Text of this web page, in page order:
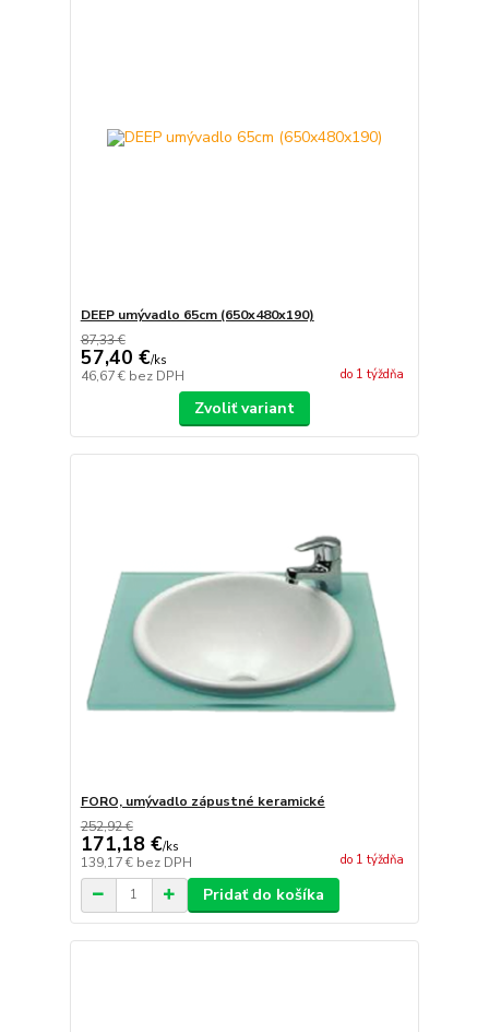
DEEP umývadlo 65cm (650x480x190)
87,33 €
57,40 €/ks
46,67 € bez DPH do 1 týždňa
Zvoliť variant
FORO, umývadlo zápustné keramické
252,92 €
171,18 €/ks
139,17 € bez DPH do 1 týždňa
Pridať do košíka